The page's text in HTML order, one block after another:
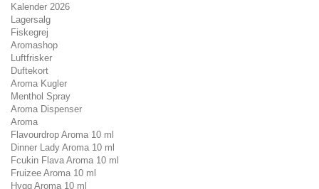
Kalender 2026
Lagersalg
Fiskegrej
Aromashop
Luftfrisker
Duftekort
Aroma Kugler
Menthol Spray
Aroma Dispenser
Aroma
Flavourdrop Aroma 10 ml
Dinner Lady Aroma 10 ml
Fcukin Flava Aroma 10 ml
Fruizee Aroma 10 ml
Hygg Aroma 10 ml